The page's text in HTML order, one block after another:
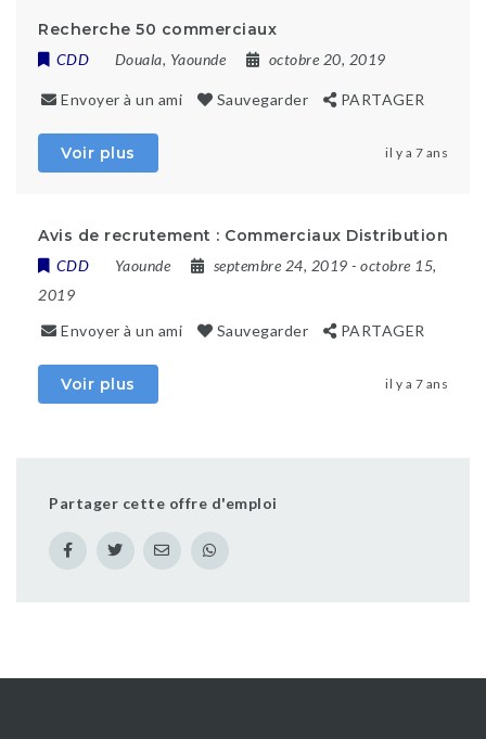
Recherche 50 commerciaux
CDD Douala, Yaounde octobre 20, 2019
Envoyer à un ami Sauvegarder PARTAGER
Voir plus il y a 7 ans
Avis de recrutement : Commerciaux Distribution
CDD Yaounde septembre 24, 2019 - octobre 15,
2019
Envoyer à un ami
Sauvegarder PARTAGER
Voir plus il y a 7 ans
Partager cette offre d'emploi